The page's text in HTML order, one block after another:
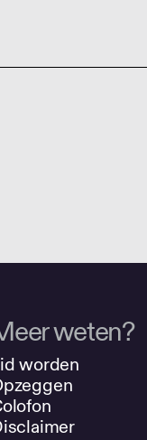
weten?
worden